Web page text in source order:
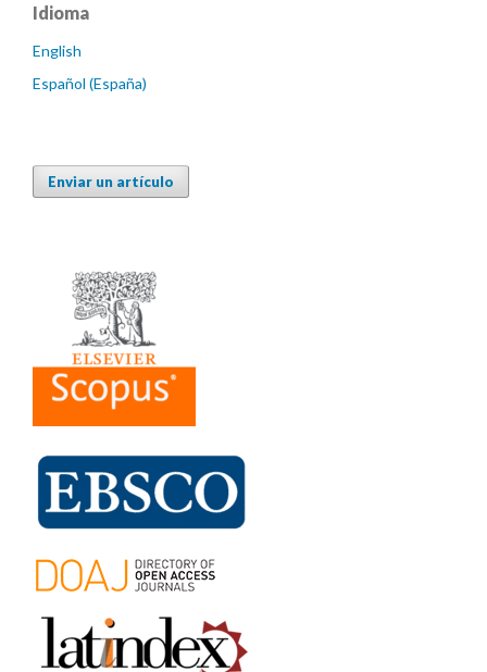
Idioma
English
Español (España)
Enviar un artículo